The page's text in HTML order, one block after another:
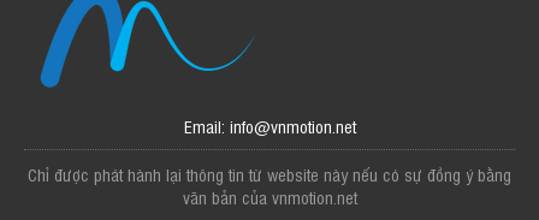
Email: info@vnmotion.net
Chỉ được phát hành lại thông tin từ website này nếu có sự đồng ý bằng
văn bản của vnmotion.net